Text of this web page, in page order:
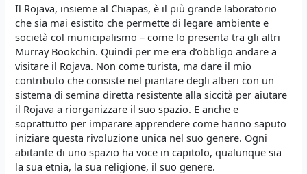
Il Rojava, insieme al Chiapas, è il più grande laboratorio
che sia mai esistito che permette di legare ambiente e
società col municipalismo – come lo presenta tra gli altri
Murray Bookchin. Quindi per me era d’obbligo andare a
visitare il Rojava. Non come turista, ma dare il mio
contributo che consiste nel piantare degli alberi con un
sistema di semina diretta resistente alla siccità per aiutare
il Rojava a riorganizzare il suo spazio. E anche e
soprattutto per imparare apprendere come hanno saputo
iniziare questa rivoluzione unica nel suo genere. Ogni
abitante di uno spazio ha voce in capitolo, qualunque sia
la sua etnia, la sua religione, il suo genere.